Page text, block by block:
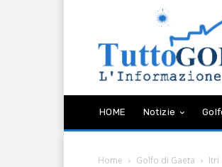
HOME Notizie
Home Golfo di Gaeta Itri